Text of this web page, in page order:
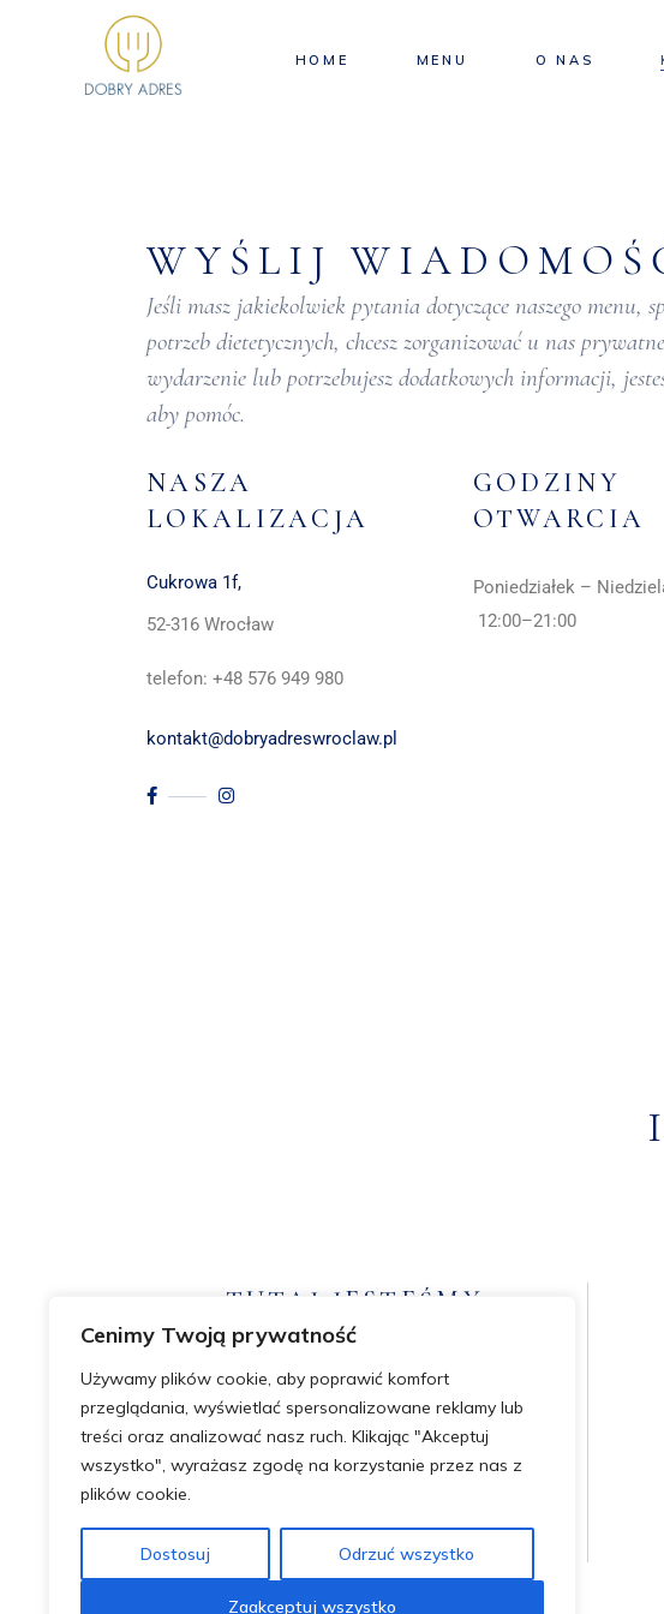
Cenimy Twoją prywatność
Używamy plików cookie, aby poprawić komfort
przeglądania, wyświetlać spersonalizowane reklamy lub
treści oraz analizować nasz ruch. Klikając "Akceptuj
wszystko", wyrażasz zgodę na korzystanie przez nas z
plików cookie.
Dostosuj Odrzuć wszystko
Zaakceptuj wszystko
HOME MENU O NAS
WYŚLIJ
Jeśli masz jakiekolwiek pytania dotyczące naszego menu,
potrzeb dietetycznych, chcesz zorganizować u nas prywatne
wydarzenie lub potrzebujesz dodatkowych informacji,
aby pomóc.
NASZA
LOKALIZACJA
Cukrowa 1f,
52-316 Wrocław
telefon: +48 576 949 980
kontakt@dobryadreswroclaw.pl
GODZINY
OTWARCIA
Poniedziałek –
12:00–21:00
TUTAJ JESTEŚMY
Cukrowa 1f, 52-316 Wrocław
+48 576 949 980
kontakt@dobryadreswroclaw.pl